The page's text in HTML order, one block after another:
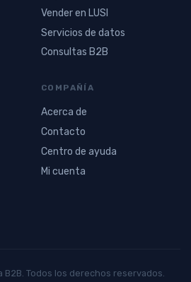
Vender en LUSI
Servicios de datos
Consultas B2B
COMPAÑÍA
Acerca de
Contacto
Centro de ayuda
Mi cuenta
B2B. Todos los derechos reservados.